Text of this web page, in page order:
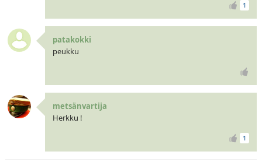
1
patakokki
peukku
metsänvartija
Herkku !
1